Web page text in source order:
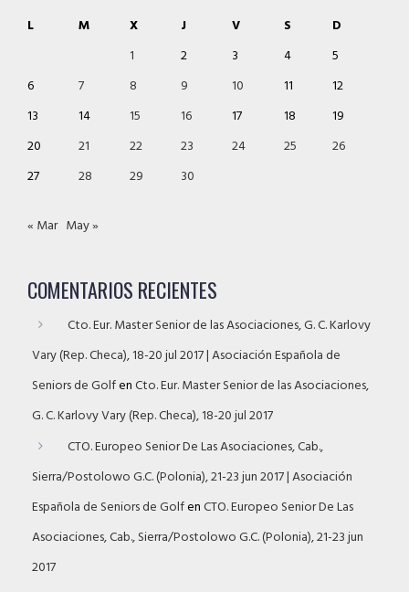
L
M X J V S
D
1
2 3 4
5
6
7 8 9 10 11
12
13
14 15 16 17 18
19
20
21 22 23 24 25
26
27
28 29 30
« Mar May »
COMENTARIOS RECIENTES
Cto. Eur. Master Senior de las Asociaciones, G. C. Karlovy
Vary (Rep. Checa), 18-20 jul 2017 | Asociación Española de
Seniors de GolfenCto. Eur. Master Senior de las Asociaciones,
G. C. Karlovy Vary (Rep. Checa), 18-20 jul 2017
CTO. Europeo Senior De Las Asociaciones, Cab.,
Sierra/Postolowo G.C. (Polonia), 21-23 jun 2017 | Asociación
Española de Seniors de GolfenCTO. Europeo Senior De Las
Asociaciones, Cab., Sierra/Postolowo G.C. (Polonia), 21-23 jun
2017